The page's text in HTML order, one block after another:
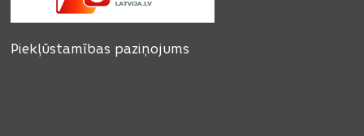
Piekļūstamības paziņojums